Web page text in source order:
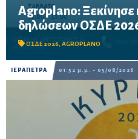
Agroplano: Ξεκίνησε
δηλώσεων ΟΣΔΕ
ΟΣΔΕ 2026, AGROPLANO
Έως τις 16 Οκτωβρίου η
προκαταβολής των ενισχύσεων
καταθέσουν την αίτησή τους
ΙΕΡΑΠΕΤΡΑ 01:52 μ.μ. - 05/08/2026